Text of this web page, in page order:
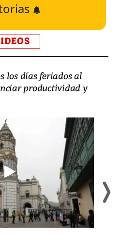
los días feriados al
productividad y